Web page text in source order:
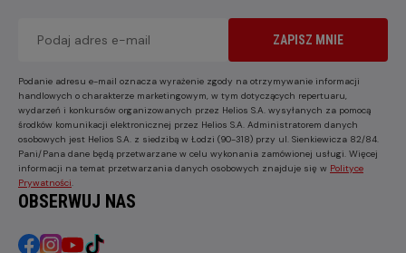
ZAPISZ MNIE
Podanie adresu e-mail oznacza wyrażenie zgody na otrzymywanie informacji
handlowych o charakterze marketingowym, w tym dotyczących repertuaru,
wydarzeń i konkursów organizowanych przez Helios S.A. wysyłanych za pomocą
środków komunikacji elektronicznej przez Helios S.A. Administratorem danych
osobowych jest Helios S.A. z siedzibą w Łodzi (90-318) przy ul. Sienkiewicza 82/84.
Pani/Pana dane będą przetwarzane w celu wykonania zamówionej usługi. Więcej
informacji na temat przetwarzania danych osobowych znajduje się w Polityce
Prywatności.
OBSERWUJ NAS